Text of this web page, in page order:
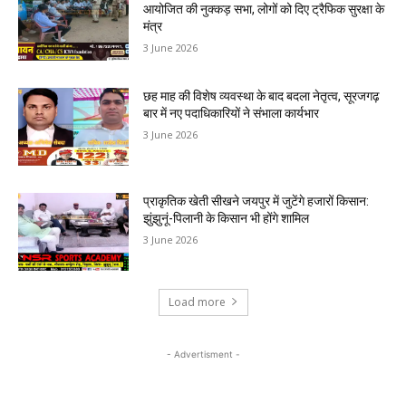
आयोजित की नुक्कड़ सभा, लोगों को दिए ट्रैफिक सुरक्षा के
मंत्र
3 June 2026
छह माह की विशेष व्यवस्था के बाद बदला नेतृत्व, सूरजगढ़
बार में नए पदाधिकारियों ने संभाला कार्यभार
3 June 2026
प्राकृतिक खेती सीखने जयपुर में जुटेंगे हजारों किसान:
झुंझुनूं-पिलानी के किसान भी होंगे शामिल
3 June 2026
Load more
- Advertisment -